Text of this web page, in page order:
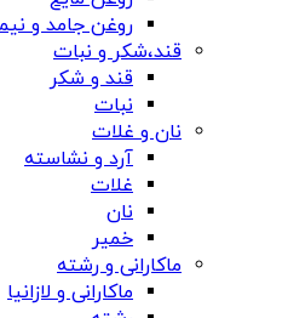
روغن جامد و
قند،شکر و نبات
قند و شکر
نبات
نان و غلات
آرد و نشاسته
غلات
نان
خمیر
ماکارانی و رشته
ماکارانی و لازانیا